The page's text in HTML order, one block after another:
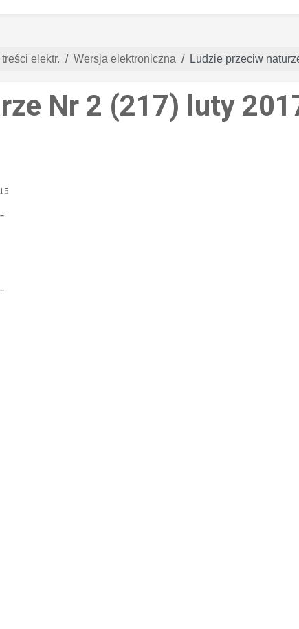
elektr. Wersja elektroniczna Ludzie przeciw
Nr 2 (217) luty